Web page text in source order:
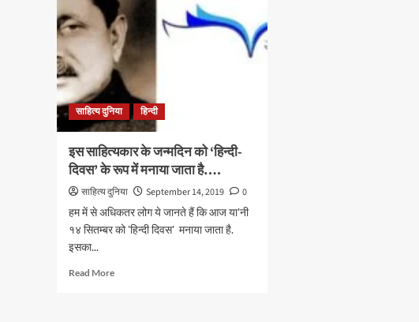
साहित्य दुनिया हिन्दी
इस साहित्यकार के जन्मदिन को ‘हिन्दी-
दिवस’ के रूप में मनाया जाता है….
साहित्य दुनिया September 14, 2019
0
हम में से अधिकतर लोग ये जानते हैं कि आज या'नी
१४ सितम्बर को 'हिन्दी दिवस' मनाया जाता है.
इसका...
Read MoreRead